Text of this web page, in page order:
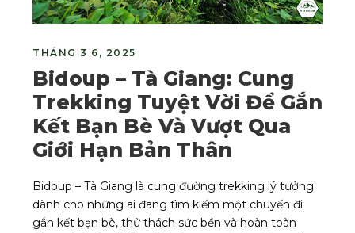
THÁNG 3 6, 2025
Bidoup – Tà Giang: Cung
Trekking Tuyệt Vời Để Gắn
Kết Bạn Bè Và Vượt Qua
Giới Hạn Bản Thân
Bidoup – Tà Giang là cung đường trekking lý tưởng
dành cho những ai đang tìm kiếm một chuyến đi
gắn kết bạn bè, thử thách sức bền và hoàn toàn